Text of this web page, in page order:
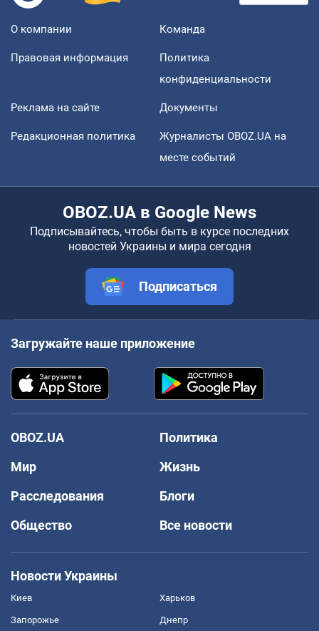
О компании Команда
Правовая информация
Политика
конфиденциальности
Реклама на сайте Документы
Редакционная политика
Журналисты OBOZ.UA на
месте событий
OBOZ.UA в Google News
Подписывайтесь, чтобы быть в курсе последних
новостей Украины и мира сегодня
Подписаться
Загружайте наше приложение
OBOZ.UA
Политика
Мир
Жизнь
Расследования
Блоги
Общество
Все новости
Новости Украины
Киев Харьков
Запорожье Днепр